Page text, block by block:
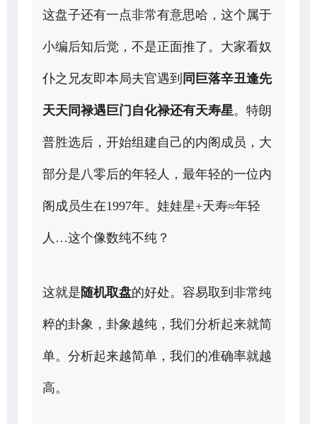
这盘子还有一点非常有意思哈，这个属于
小编后知后觉，不是正面推了。大家看奴
仆之兄友即本局夫官遇到 同巨落辛丑逢先
天天同禄遇巨门自化禄还有天寿星。特朗
普胜选后，开始组建自己的内阁成员，大
部分是八零后的年轻人，最年轻的一位内
阁成员生在1997年。娃娃星+天寿≈年轻
人…这个像数纯不纯？
这就是随机取盘的好处。容易取到非常纯
粹的卦象，卦象越纯，我们分析起来就简
单。分析起来越简单，我们的准确率就越
高。